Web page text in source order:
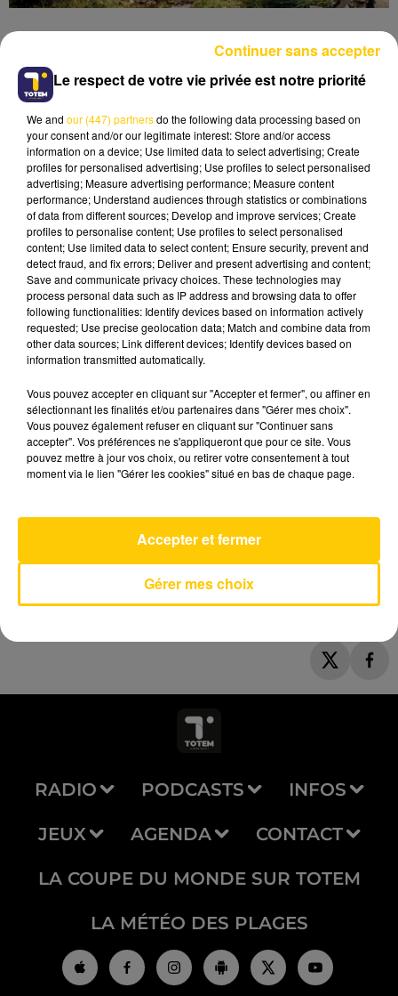
Lecture (5 min 54 sec)
25 décembre 2025 - 5 min 54 sec
L'INFO DU CANTAL 25/12/25 À 12H29
Ecoutez sur Totem l'information dans le Cantal,
le pays de Brioude et Issoire avec les reportages
de nos journalistes sur le terrain .
Give Me Something
AVEYRON NORD
RADIO PODCASTS INFOS
JEUX AGENDA CONTACT
LA COUPE DU MONDE SUR TOTEM
LA MÉTÉO DES PLAGES
Le respect de votre vie privée est notre priorité
We and our (447) partnersdo the following data processing based on
your consent and/or our legitimate interest: Store and/or access
information on a device; Use limited data to select advertising; Create
profiles for personalised advertising; Use profiles to select personalised
advertising; Measure advertising performance; Measure content
performance; Understand audiences through statistics or combinations
of data from different sources; Develop and improve services; Create
profiles to personalise content; Use profiles to select personalised
content; Use limited data to select content; Ensure security, prevent and
detect fraud, and fix errors; Deliver and present advertising and content;
Save and communicate privacy choices. These technologies may
process personal data such as IP address and browsing data to offer
following functionalities: Identify devices based on information actively
requested; Use precise geolocation data; Match and combine data from
other data sources; Link different devices; Identify devices based on
information transmitted automatically.
Vous pouvez accepter en cliquant sur "Accepter et fermer", ou affiner en
sélectionnant les finalités et/ou partenaires dans "Gérer mes choix".
Vous pouvez également refuser en cliquant sur "Continuer sans
accepter". Vos préférences ne s'appliqueront que pour ce site. Vous
pouvez mettre à jour vos choix, ou retirer votre consentement à tout
moment via le lien "Gérer les cookies" situé en bas de chaque page.
Gérer mes choix
Accepter et fermer
Continuer sans accepter